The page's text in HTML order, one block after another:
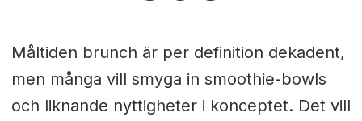
Måltiden brunch är per definition dekadent,
men många vill smyga in smoothie-bowls
och liknande nyttigheter i konceptet. Det vill